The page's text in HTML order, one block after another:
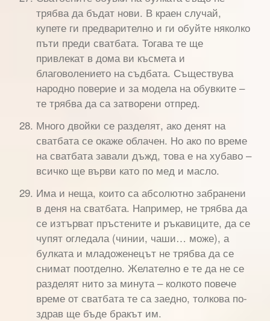
трябва да бъдат нови. В краен случай,
купете ги предварително и ги обуйте няколко
пъти преди сватбата. Тогава те ще
привлекат в дома ви късмета и
благоволението на съдбата. Съществува
народно поверие и за модела на обувките –
те трябва да са затворени отпред.
Много двойки се разделят, ако денят на
сватбата се окаже облачен. Но ако по време
на сватбата завали дъжд, това е на хубаво –
всичко ще върви като по мед и масло.
Има и неща, които са абсолютно забранени
в деня на сватбата. Например, не трябва да
се изтърват пръстените и ръкавиците, да се
чупят огледала (чинии, чаши… може), а
булката и младоженецът не трябва да се
снимат поотделно. Желателно е те да не се
разделят нито за минута – колкото повече
време от сватбата те са заедно, толкова по-
здрав ще бъде бракът им.